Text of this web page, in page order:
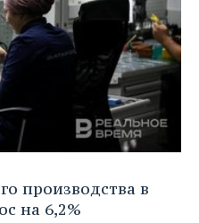
производства в
на 6,2%